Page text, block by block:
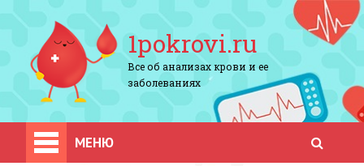
1pokrovi.ru
Все об анализах крови и ее
заболеваниях
МЕНЮ